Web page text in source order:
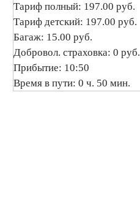
Тариф полный: 197.00 руб.
Тариф детский: 197.00 руб.
Багаж: 15.00 руб.
Добровол. страховка: 0 руб.
Прибытие: 10:50
Время в пути: 0 ч. 50 мин.